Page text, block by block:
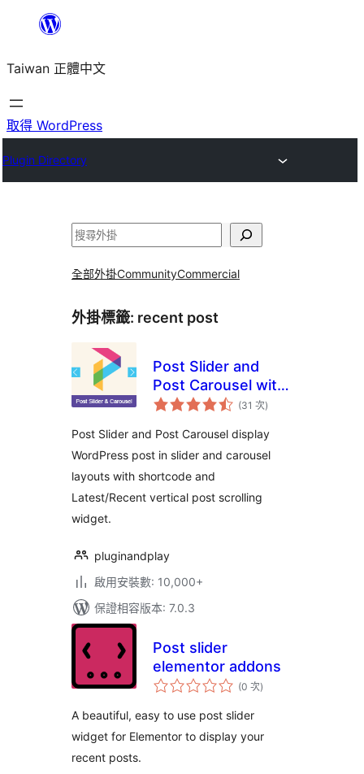
主
要
內
Taiwan 正體中文
取得 WordPress
Plugin Directory
搜
全部外掛CommunityCommercial
外掛標籤: recent post
Post Slider and
Post Carousel with
Post Vertical
A Responsive Post
Slider
(31 次評
分
數
)
Post Slider and Post Carousel display
WordPress post in slider and carousel
layouts with shortcode and
Latest/Recent vertical post scrolling
widget.
pluginandplay
啟用安裝數: 10,000+
保證相容版本: 7.0.3
Post slider
elementor addons
(0 次評
分)
A beautiful, easy to use post slider
widget for Elementor to display your
recent posts.